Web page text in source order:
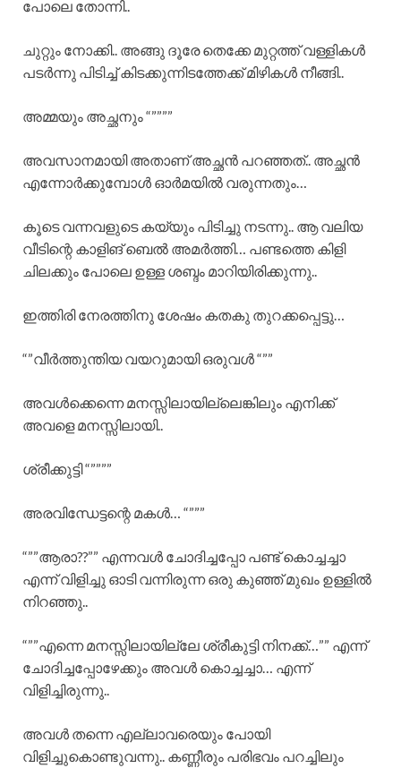
പോലെ തോന്നി..
ചുറ്റും നോക്കി.. അങ്ങു ദൂരേ തെക്കേ മുറ്റത്ത് വള്ളികൾ
പടർന്നു പിടിച്ച് കിടക്കുന്നിടത്തേക്ക് മിഴികൾ നീങ്ങി..
അമ്മയും അച്ഛനും “””””
അവസാനമായി അതാണ് അച്ഛൻ പറഞ്ഞത്.. അച്ഛൻ
എന്നോർക്കുമ്പോൾ ഓർമയിൽ വരുന്നതും…
കൂടെ വന്നവളുടെ കയ്യും പിടിച്ചു നടന്നു.. ആ വലിയ
വീടിന്റെ കാളിങ് ബെൽ അമർത്തി… പണ്ടത്തെ കിളി
ചിലക്കും പോലെ ഉള്ള ശബ്ദം മാറിയിരിക്കുന്നു..
ഇത്തിരി നേരത്തിനു ശേഷം കതകു തുറക്കപ്പെട്ടു…
“”വീർത്തുന്തിയ വയറുമായി ഒരുവൾ “””
അവൾക്കെന്നെ മനസ്സിലായില്ലെങ്കിലും എനിക്ക്
അവളെ മനസ്സിലായി..
ശ്രീക്കുട്ടി “””””
അരവിന്ധേട്ടന്റെ മകൾ… “”””
“””ആരാ??”” എന്നവൾ ചോദിച്ചപ്പോ പണ്ട് കൊച്ചച്ചാ
എന്ന് വിളിച്ചു ഓടി വന്നിരുന്ന ഒരു കുഞ്ഞ് മുഖം ഉള്ളിൽ
നിറഞ്ഞു..
“””എന്നെ മനസ്സിലായില്ലേ ശ്രീകുട്ടി നിനക്ക്…”” എന്ന്
ചോദിച്ചപ്പോഴേക്കും അവൾ കൊച്ചച്ചാ… എന്ന്
വിളിച്ചിരുന്നു..
അവൾ തന്നെ എല്ലാവരെയും പോയി
വിളിച്ചുകൊണ്ടുവന്നു.. കണ്ണീരും പരിഭവം പറച്ചിലും